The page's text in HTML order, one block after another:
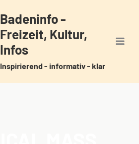
Badeninfo -
Freizeit, Kultur,
Infos
Inspirierend - informativ - klar